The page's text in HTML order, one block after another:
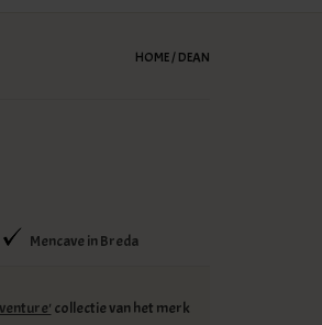
HOME/DEAN
Mencave in Breda
collectie van het merk